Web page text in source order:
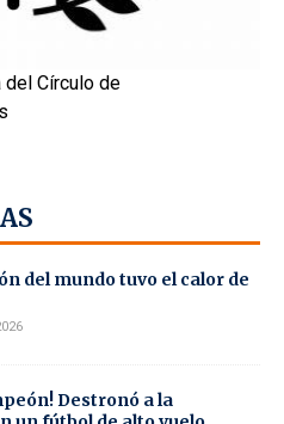
del Círculo de
del mundo tuvo el calor de
Destronó a la